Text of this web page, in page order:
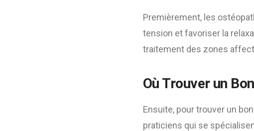
Premièrement, les
tension et favoriser la
traitement des zones
Où Trouver un
Ensuite, pour trouver un bon
praticiens qui se